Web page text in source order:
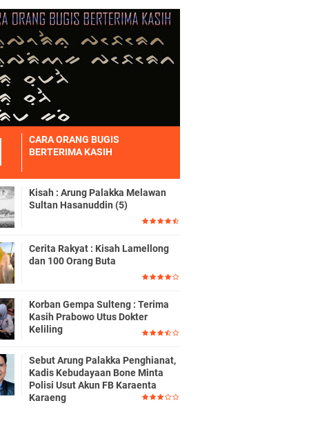
CARA ORANG BUGIS
BERTERIMA KASIH
Kisah : Arung Palakka Melawan
Sultan Hasanuddin (5)
Cerita Rakyat : Kisah Lamellong
dan 100 Orang Buta
Korban Gempa Sulteng : Terima
Kasih Prabowo Utus Dokter
Keliling
Sebut Arung Palakka Penghianat,
Kadis Kebudayaan Bone Minta
Polisi Usut Akun FB Karaenta
Karaeng